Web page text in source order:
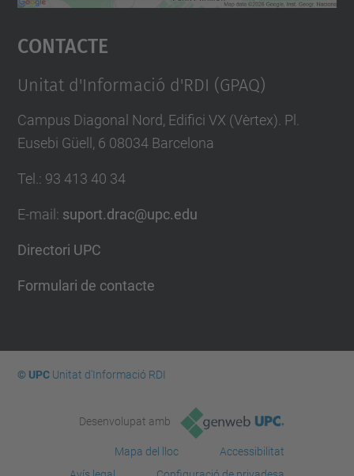
Accepta
powered by
Contacte
Unitat d'Informació d'RDI (GPAQ)
Campus Diagonal Nord, Edifici VX (Vèrtex). Pl.
Eusebi Güell, 6 08034 Barcelona
Tel. : 93 413 40 34
E-mail : suport.drac@upc.edu
Directori UPC
Formulari de contacte
© UPCUnitat d'Informació RDI
Desenvolupat amb
Mapa del lloc
Accessibilitat